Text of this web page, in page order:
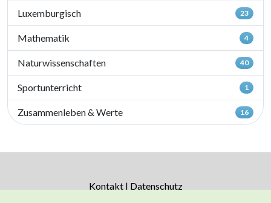
Luxemburgisch 23
Mathematik 4
Naturwissenschaften 40
Sportunterricht 1
Zusammenleben & Werte 16
Kontakt| Datenschutz